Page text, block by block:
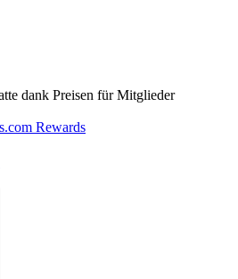
dank Preisen für Mitglieder
Rewards